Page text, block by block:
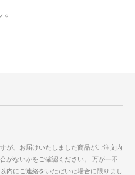
が、お届けいたしました商品がご注文内
がないかをご確認ください。 万が一不
内にご連絡をいただいた場合に限りまし